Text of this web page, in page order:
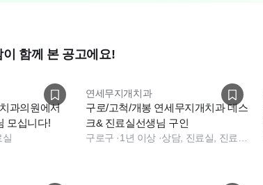
8:30 (주1회 / 저녁식사는 돌아가며 합니다!)
단한 식사 제공, 일요일은 로테이션으로 한 달에 2번 내외!)
함께 본 공고에요!
과의원에서
모십니다!
실
연세무지개치과
구로/고척/개봉 연세무지개치과 데스
크& 진료실선생님 구인
구로구 ·1년 이상 ·